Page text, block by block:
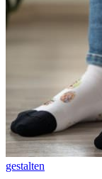
gestalten